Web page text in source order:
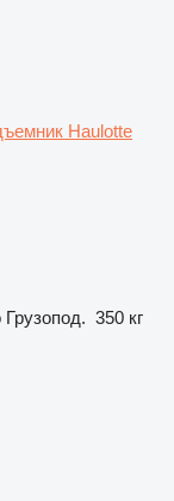
Haulotte
Грузопод. 350 кг